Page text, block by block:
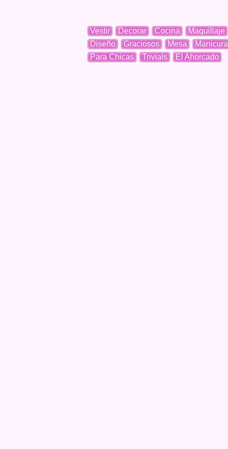
Vestir Decorar Cocina Maquillaje
Diseño
Graciosos Mesa Manicura
Para Chicas
Trivials El Ahorcado